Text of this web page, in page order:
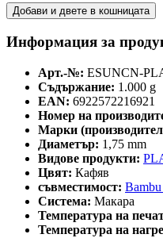
Добави и двете в кошницата
Информация за
Арт.-№: ESUNCN-
Съдържание: 1.000 g
EAN: 6922572216921
Номер на
Марки
Диаметър: 1,75 mm
Видове продукти:
Цвят: Кафяв
съвместимост:
Система: Макара
Температура на
Температура на